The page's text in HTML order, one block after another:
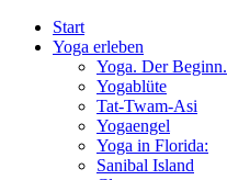
Start
Yoga erleben
Yoga. Der Beginn.
Yogablüte
Tat-Twam-Asi
Yogaengel
Yoga in Florida:
Sanibal Island